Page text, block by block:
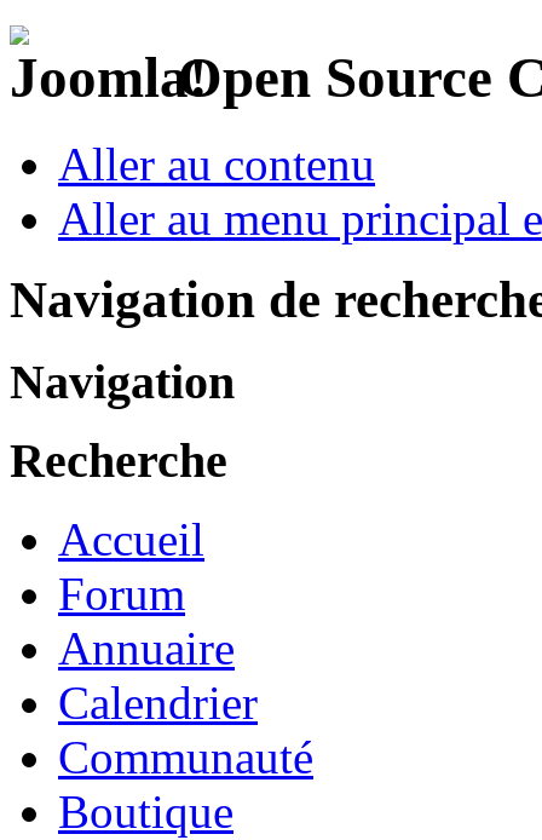
Open Source
Aller au contenu
Aller au menu principal
Navigation de
Navigation
Recherche
Accueil
Forum
Annuaire
Calendrier
Communauté
Boutique